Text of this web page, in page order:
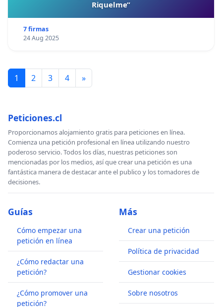
Riquelme”
7 firmas
24 Aug 2025
1 2 3 4 »
Peticiones.cl
Proporcionamos alojamiento gratis para peticiones en línea.
Comienza una petición profesional en línea utilizando nuestro
poderoso servicio. Todos los días, nuestras peticiones son
mencionadas por los medios, así que crear una petición es una
fantástica manera de destacar ante el publico y los tomadores de
decisiones.
Guías
Cómo empezar una
petición en línea
¿Cómo redactar una
petición?
¿Cómo promover una
petición?
Más
Crear una petición
Política de privacidad
Gestionar cookies
Sobre nosotros